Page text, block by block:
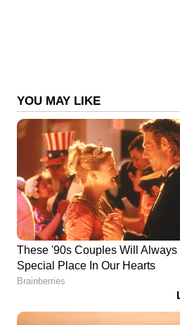
തലക്കടിച്ചാണ് നിതീഷ്
നിറഞ്ഞതാണ് ഇവര്‍
ഈ വീട് വാടകക്ക് എടുത്തത്.
സഹോദരിയെയും പുറത്ത്
അതേസമയം,
ചികിത്സയിലുള്ള വിഷ്ണുവിനെ
അന്വേഷണസംഘം അറിയിച്ചു.